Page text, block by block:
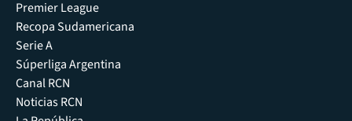
Premier League
Recopa Sudamericana
Serie A
Súperliga Argentina
Canal RCN
Noticias RCN